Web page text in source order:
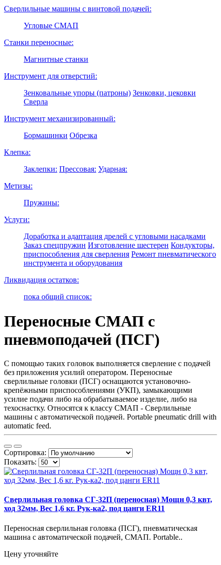
Сверлильные машины с винтовой подачей:
Угловые СМАП
Станки переносные:
Магнитные станки
Инструмент для отверстий:
Зенковальные упоры (патроны) Зенковки, цековки
Сверла
Инструмент механизированный:
Бормашинки Обрезка
Клепка:
Заклепки: Прессовая: Ударная:
Метизы:
Пружины:
Услуги:
Доработка и адаптация дрелей с угловыми насадками
Заказ спецпружин Изготовление шестерен Кондукторы,
приспособления для сверления Ремонт пневматического
инструмента и оборудования
Ликвидация остатков:
пока общий список:
Переносные СМАП с
пневмоподачей (ПСГ)
С помощью таких головок выполняется сверление с подачей
без приложения усилий оператором. Переносные
сверлильные головки (ПСГ) оснащаются установочно-
крепёжными приспособлениями (УКП), замыкающими
усилие подачи либо на обрабатываемое изделие, либо на
техоснастку. Относятся к классу СМАП - Сверлильные
машины с автоматической подачей. Portable pneumatic drill with
automatic feed.
Сортировка:
Показать:
Сверлильная головка СГ-32П (переносная) Мощн 0,3 квт,
ход 32мм, Вес 1,6 кг. Рук-ка2, под цанги ER11
Переносная сверлильная головка (ПСГ), пневматическая
машина с автоматической подачей, СМАП. Portable..
Цену уточняйте